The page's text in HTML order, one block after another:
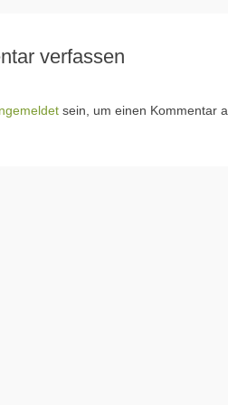
verfassen
sein, um einen Kommentar